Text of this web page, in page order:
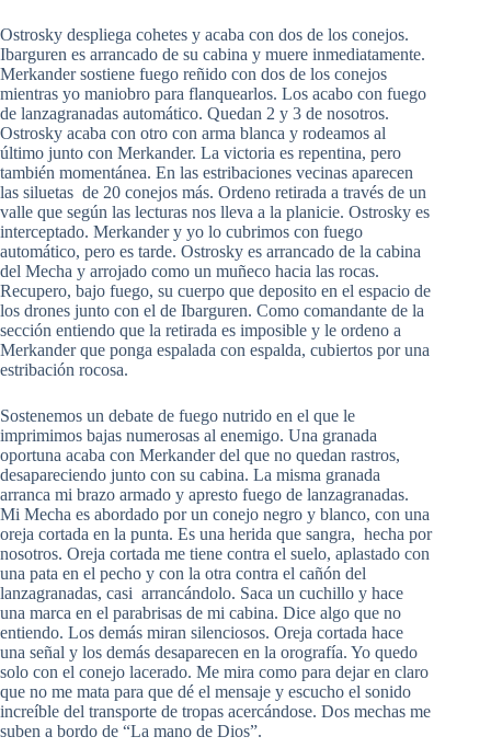
Ostrosky despliega cohetes y acaba con dos de los conejos.
Ibarguren es arrancado de su cabina y muere inmediatamente.
Merkander sostiene fuego reñido con dos de los conejos
mientras yo maniobro para flanquearlos. Los acabo con fuego
de lanzagranadas automático. Quedan 2 y 3 de nosotros.
Ostrosky acaba con otro con arma blanca y rodeamos al
último junto con Merkander. La victoria es repentina, pero
también momentánea. En las estribaciones vecinas aparecen
las siluetas de 20 conejos más. Ordeno retirada a través de un
valle que según las lecturas nos lleva a la planicie. Ostrosky es
interceptado. Merkander y yo lo cubrimos con fuego
automático, pero es tarde. Ostrosky es arrancado de la cabina
del Mecha y arrojado como un muñeco hacia las rocas.
Recupero, bajo fuego, su cuerpo que deposito en el espacio de
los drones junto con el de Ibarguren. Como comandante de la
sección entiendo que la retirada es imposible y le ordeno a
Merkander que ponga espalada con espalda, cubiertos por una
estribación rocosa.
Sostenemos un debate de fuego nutrido en el que le
imprimimos bajas numerosas al enemigo. Una granada
oportuna acaba con Merkander del que no quedan rastros,
desapareciendo junto con su cabina. La misma granada
arranca mi brazo armado y apresto fuego de lanzagranadas.
Mi Mecha es abordado por un conejo negro y blanco, con una
oreja cortada en la punta. Es una herida que sangra, hecha por
nosotros. Oreja cortada me tiene contra el suelo, aplastado con
una pata en el pecho y con la otra contra el cañón del
lanzagranadas, casi arrancándolo. Saca un cuchillo y hace
una marca en el parabrisas de mi cabina. Dice algo que no
entiendo. Los demás miran silenciosos. Oreja cortada hace
una señal y los demás desaparecen en la orografía. Yo quedo
solo con el conejo lacerado. Me mira como para dejar en claro
que no me mata para que dé el mensaje y escucho el sonido
increíble del transporte de tropas acercándose. Dos mechas me
suben a bordo de “La mano de Dios”.